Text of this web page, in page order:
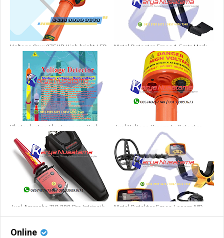
Voltage Sew 275HP High bright LED
Visual Indication
Metal Detector Emas 1,5mtr Merk
PRO EDITION 4030
Photoelectric Electroscope High
Voltage NGk 10kv
Jual Voltage Proximity Detector
SEW 275HP di Pekanbaru
Jual Amprobe TIC 300 Pro Intrinsik
Metal Detektor Emas Logam MD
Online